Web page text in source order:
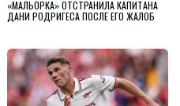
«МАЛЬОРКА» ОТСТРАНИЛА КАПИТАНА
ДАНИ РОДРИГЕСА ПОСЛЕ ЕГО ЖАЛОБ